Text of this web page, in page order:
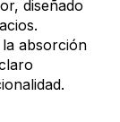
diseñado
absorción